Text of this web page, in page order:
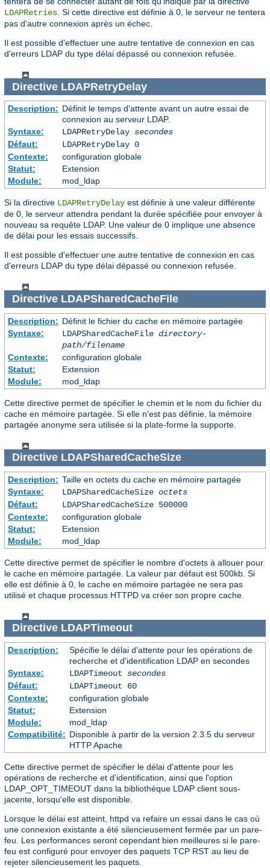
LDAPRetries. Si cette directive est définie à 0, le serveur ne tentera
pas d'autre connexion après un échec.
Il est possible d'effectuer une autre tentative de connexion en cas
d'erreurs LDAP du type délai dépassé ou connexion refusée.
Directive LDAPRetryDelay
Description: Définit le temps d'attente avant un autre essai de
connexion au serveur LDAP.
Syntaxe:
LDAPRetryDelay secondes
Défaut:
LDAPRetryDelay 0
Contexte:
configuration globale
Statut:
Extension
Module:
mod_ldap
Si la directive LDAPRetryDelay est définie à une valeur différente
de 0, le serveur attendra pendant la durée spécifiée pour envoyer à
nouveau sa requête LDAP. Une valeur de 0 implique une absence
de délai pour les essais successifs.
Il est possible d'effectuer une autre tentative de connexion en cas
d'erreurs LDAP du type délai dépassé ou connexion refusée.
Directive LDAPSharedCacheFile
Description: Définit le fichier du cache en mémoire partagée
Syntaxe:
LDAPSharedCacheFile directory-
path/filename
Contexte:
configuration globale
Statut:
Extension
Module:
mod_ldap
Cette directive permet de spécifier le chemin et le nom du fichier du
cache en mémoire partagée. Si elle n'est pas définie, la mémoire
partagée anonyme sera utilisée si la plate-forme la supporte.
Directive LDAPSharedCacheSize
Description: Taille en octets du cache en mémoire partagée
Syntaxe:
LDAPSharedCacheSize octets
Défaut:
LDAPSharedCacheSize 500000
Contexte:
configuration globale
Statut:
Extension
Module:
mod_ldap
Cette directive permet de spécifier le nombre d'octets à allouer pour
le cache en mémoire partagée. La valeur par défaut est 500kb. Si
elle est définie à 0, le cache en mémoire partagée ne sera pas
utilisé et chaque processus HTTPD va créer son propre cache.
Directive LDAPTimeout
Description:
Spécifie le délai d'attente pour les opérations de
recherche et d'identification LDAP en secondes
Syntaxe:
LDAPTimeout secondes
Défaut:
LDAPTimeout 60
Contexte:
configuration globale
Statut:
Extension
Module:
mod_ldap
Compatibilité: Disponible à partir de la version 2.3.5 du serveur
HTTP Apache
Cette directive permet de spécifier le délai d'attente pour les
opérations de recherche et d'identification, ainsi que l'option
LDAP_OPT_TIMEOUT dans la bibliothèque LDAP client sous-
jacente, lorsqu'elle est disponible.
Lorsque le délai est atteint, httpd va refaire un essai dans le cas où
une connexion existante a été silencieusement fermée par un pare-
feu. Les performances seront cependant bien meilleures si le pare-
feu est configuré pour envoyer des paquets TCP RST au lieu de
rejeter silencieusement les paquets.